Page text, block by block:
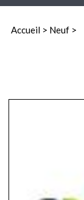
Accueil> Neuf >